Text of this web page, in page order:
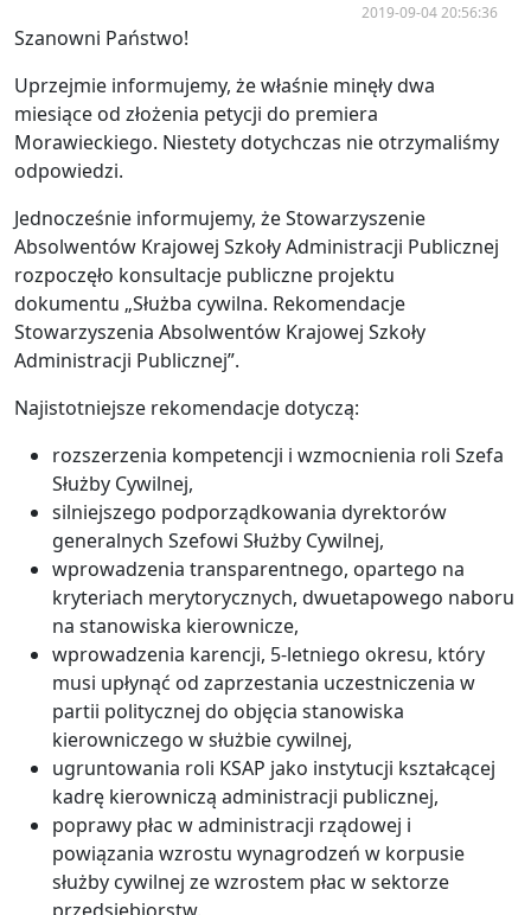
2019-09-04 20:56:36
Szanowni Państwo!
Uprzejmie informujemy, że właśnie minęły dwa
miesiące od złożenia petycji do premiera
Morawieckiego. Niestety dotychczas nie otrzymaliśmy
odpowiedzi.
Jednocześnie informujemy, że Stowarzyszenie
Absolwentów Krajowej Szkoły Administracji Publicznej
rozpoczęło konsultacje publiczne projektu
dokumentu „Służba cywilna. Rekomendacje
Stowarzyszenia Absolwentów Krajowej Szkoły
Administracji Publicznej”.
Najistotniejsze rekomendacje dotyczą:
rozszerzenia kompetencji i wzmocnienia roli Szefa
Służby Cywilnej,
silniejszego podporządkowania dyrektorów
generalnych Szefowi Służby Cywilnej,
wprowadzenia transparentnego, opartego na
kryteriach merytorycznych, dwuetapowego naboru
na stanowiska kierownicze,
wprowadzenia karencji, 5-letniego okresu, który
musi upłynąć od zaprzestania uczestniczenia w
partii politycznej do objęcia stanowiska
kierowniczego w służbie cywilnej,
ugruntowania roli KSAP jako instytucji kształcącej
kadrę kierowniczą administracji publicznej,
poprawy płac w administracji rządowej i
powiązania wzrostu wynagrodzeń w korpusie
służby cywilnej ze wzrostem płac w sektorze